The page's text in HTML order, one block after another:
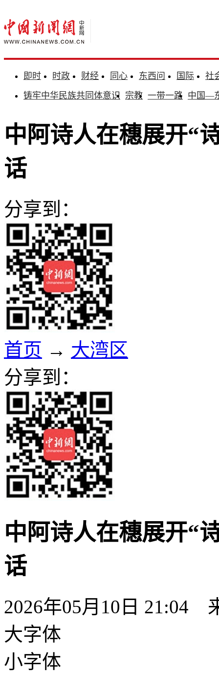
即时 时政 财经 同心 东西问 国际
社
铸牢中华民族共同体意识 宗教 一带一路 中国—
中阿诗人在穗展开“
话
分享到：
首页 → 大湾区
分享到：
中阿诗人在穗展开“
话
2026年05月10日 21:04
大字体
小字体